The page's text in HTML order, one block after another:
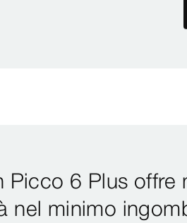
Picco 6 Plus offre
nel minimo